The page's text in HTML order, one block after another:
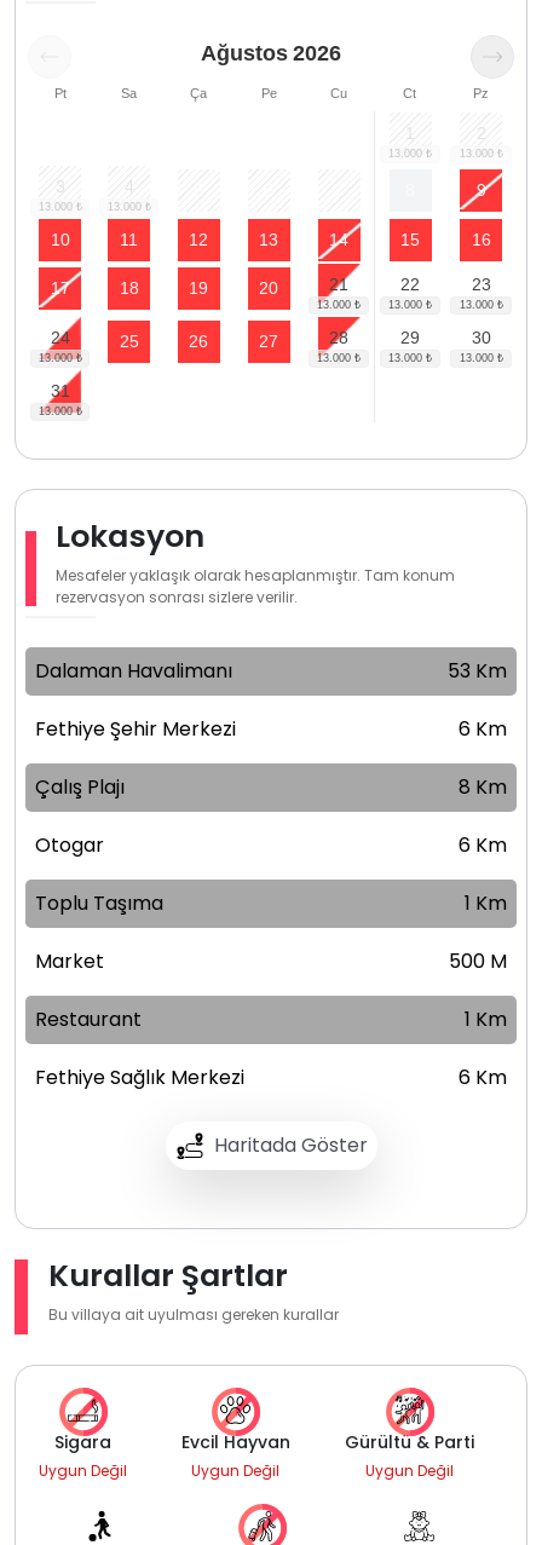
Ağustos 2026
Pt Sa Ça Pe Cu Ct Pz
1 2
3 4 9
10 11 12 13 14 15 16
17 18 19 20 21 22 23
24 25 26 27 28 29 30
31
Lokasyon
Mesafeler yaklaşık olarak hesaplanmıştır. Tam konum
rezervasyon sonrası sizlere verilir.
Haritada Göster
Dalaman Havalimanı 53 Km
Fethiye Şehir Merkezi 6 Km
Çalış Plajı 8 Km
Otogar 6 Km
Toplu Taşıma 1 Km
Market 500 M
Restaurant 1 Km
Fethiye Sağlık Merkezi 6 Km
Kurallar Şartlar
Bu villaya ait uyulması gereken kurallar
Sigara
Uygun Değil
Evcil Hayvan
Uygun Değil
Gürültü & Parti
Uygun Değil